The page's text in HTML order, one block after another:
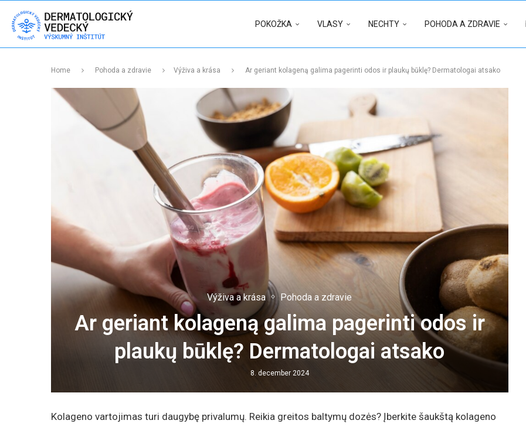
POKOŽKA VLASY NECHTY POHODA A ZDRAVIE
Home Pohoda a zdravie Výživa a krása Ar geriant kolageną galima pagerinti odos ir plaukų būklę? Dermatologai atsako
Výživa a krása Pohoda a zdravie
Ar geriant kolageną galima pagerinti odos ir
plaukų būklę? Dermatologai atsako
8. december 2024
Kolageno vartojimas turi daugybę privalumų. Reikia greitos baltymų dozės? Įberkite šaukštą kolageno